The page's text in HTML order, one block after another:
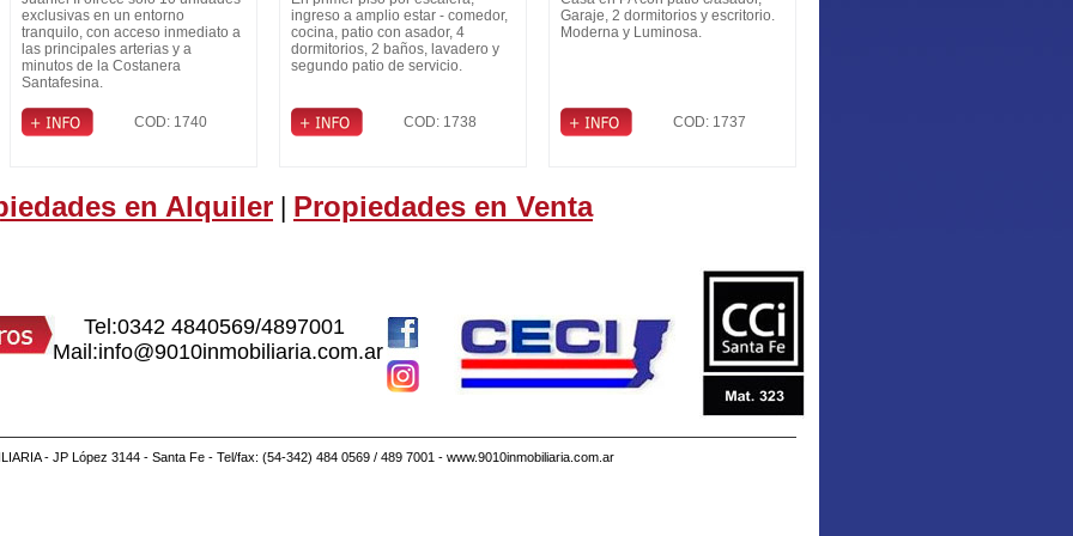
exclusivas en un entorno
tranquilo, con acceso inmediato a
las principales arterias y a
minutos de la Costanera
Santafesina.
COD: 1740
ingreso a amplio estar - comedor,
cocina, patio con asador, 4
dormitorios, 2 baños, lavadero y
segundo patio de servicio.
COD: 1738
Garaje, 2 dormitorios y escritorio.
Moderna y Luminosa.
COD: 1737
en Alquiler | Propiedades en Venta
Tel:0342 4840569/4897001
Mail:info@9010inmobiliaria.com.ar
- JP López 3144 - Santa Fe - Tel/fax: (54-342) 484 0569 / 489 7001 - www.9010inmobiliaria.com.ar